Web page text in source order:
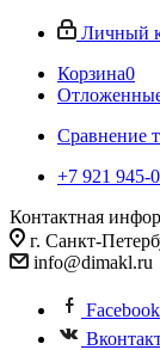
Личный
Корзина0
Сравнение
+7 921 945-
Контактная
г. Санкт-
info@dimakl.ru
Facebook